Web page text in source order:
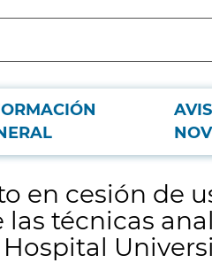
de las técnicas analíticas de alergia
en cesión de
técnicas